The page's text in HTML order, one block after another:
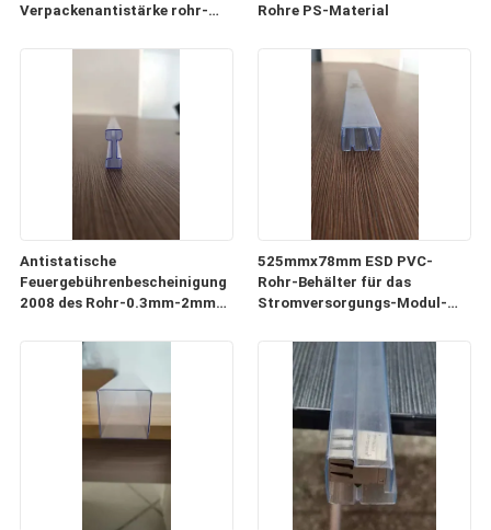
Verpackenantistärke rohr-
Rohre PS-Material
Antistatische
Feuergebührenbescheinigung
2008 des Rohr-0.3mm-2mm
525mmx78mm ESD PVC-
Rohr-Behälter für das
Stromversorgungs-Modul-